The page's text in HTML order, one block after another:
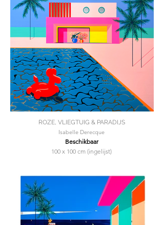
ROZE, VLIEGTUIG & PARADIJS
Isabelle Derecque
Beschikbaar
100 x 100 cm (ingelijst)